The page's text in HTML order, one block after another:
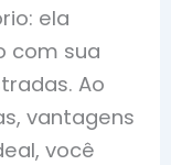
ela
com sua
Ao
vantagens
você